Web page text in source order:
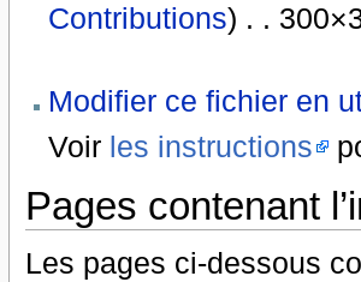
Contributions) . .
Modifier ce fichier en
Voir les instructions
Pages contenant
Les pages ci-dessous